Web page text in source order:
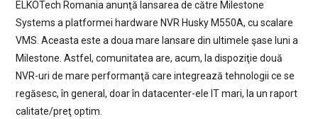
ELKOTech Romania anunţă lansarea de către Milestone
Systems a platformei hardware NVR Husky M550A, cu scalare
VMS. Aceasta este a doua mare lansare din ultimele şase luni a
Milestone. Astfel, comunitatea are, acum, la dispoziţie două
NVR-uri de mare performanţă care integrează tehnologii ce se
regăsesc, în general, doar în datacenter-ele IT mari, la un raport
calitate/preţ optim.